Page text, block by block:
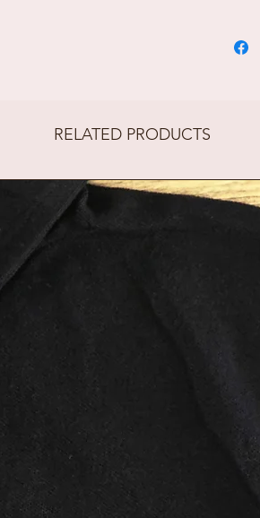
cm
RELATED PRODUCTS